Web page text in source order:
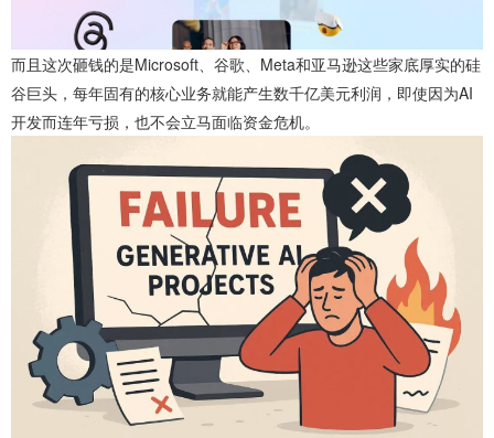
而且这次砸钱的是Microsoft、谷歌、Meta和亚马逊这些家底厚实的硅
谷巨头，每年固有的核心业务就能产生数千亿美元利润，即使因为AI
开发而连年亏损，也不会立马面临资金危机。